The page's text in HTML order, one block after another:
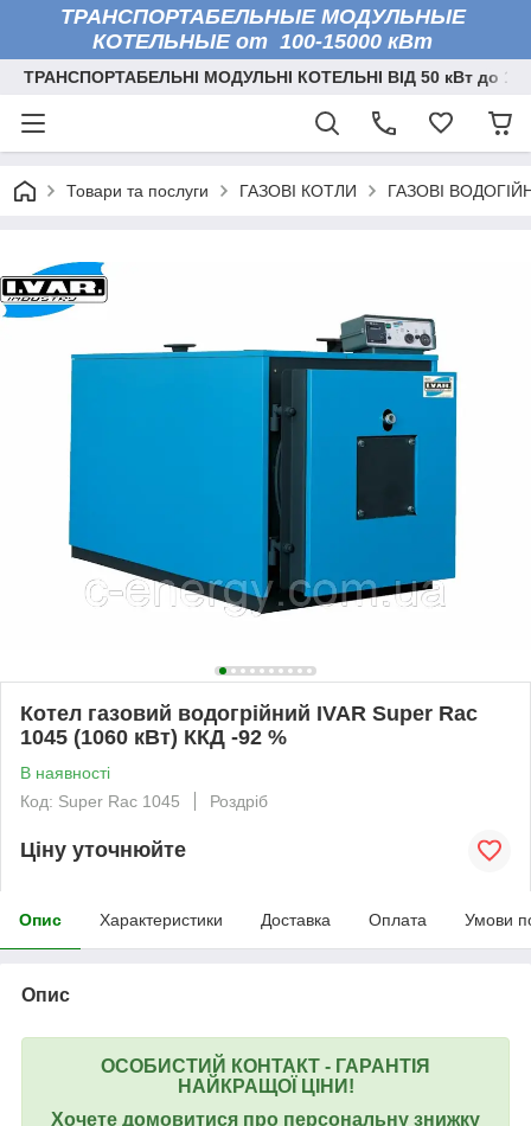
ТРАНСПОРТАБЕЛЬНЫЕ МОДУЛЬНЫЕ
КОТЕЛЬНЫЕ от 100-15000 кВт
ТРАНСПОРТАБЕЛЬНІ МОДУЛЬНІ КОТЕЛЬНІ ВІД 50 кВт до
Товари та послуги ГАЗОВІ КОТЛИ ГАЗОВІ
Котел газовий водогрійний IVAR Super Rac
1045 (1060 кВт) ККД -92 %
В наявності
Код: Super Rac 1045
Роздріб
Ціну уточнюйте
Опис Характеристики Доставка Оплата Умови
Опис
ОСОБИСТИЙ КОНТАКТ - ГАРАНТІЯ
НАЙКРАЩОЇ ЦІНИ!
Хочете домовитися про персональну знижку